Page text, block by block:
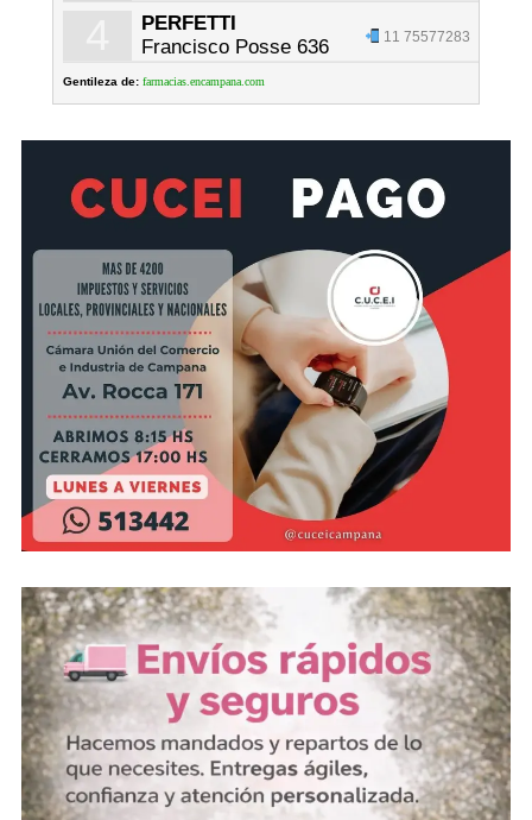
PERFETTI
Francisco Posse 636
11 75577283
Gentileza de: farmacias.encampana.com